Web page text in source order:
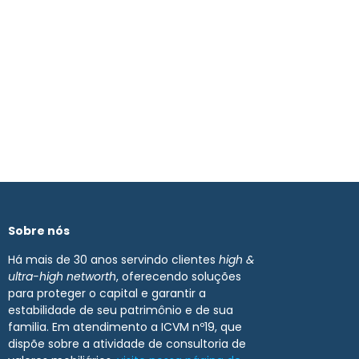
Sobre nós
Há mais de 30 anos servindo clientes high &
ultra-high networth, oferecendo soluções
para proteger o capital e garantir a
estabilidade de seu patrimônio e de sua
familia. Em atendimento a ICVM nº19, que
dispõe sobre a atividade de consultoria de